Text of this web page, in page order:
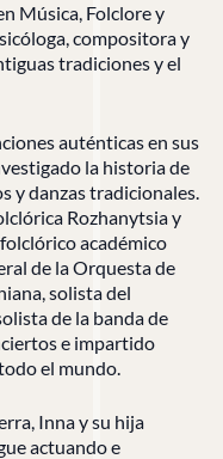
Música, Folclore y
compositora y
tradiciones y el
auténticas en sus
la historia de
y danzas tradicionales.
Rozhanytsia y
académico
de la Orquesta de
solista del
de la banda de
e impartido
el mundo.
Inna y su hija
actuando e